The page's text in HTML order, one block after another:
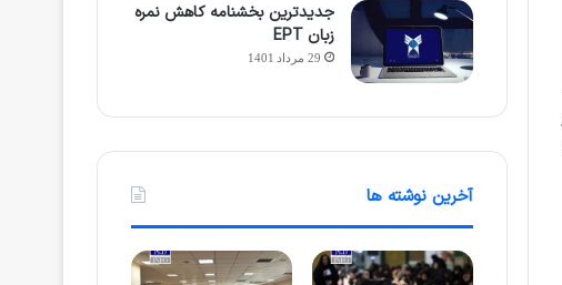
جدیدترین بخشنامه کاهش نمره
زبان EPT
29 مرداد 1401
آخرین نوشته ها